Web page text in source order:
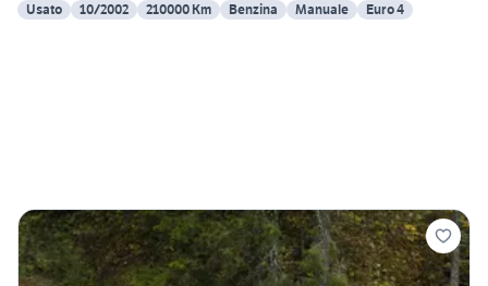
Usato
10/2002 210000 Km Benzina Manuale Euro 4